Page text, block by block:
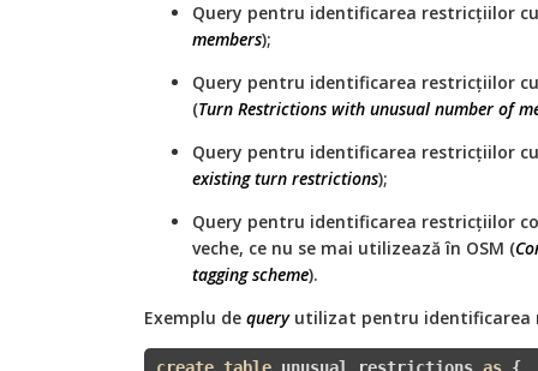
Query pentru identificarea restricțiilor
members);
Query pentru identificarea restricțiilor
(Turn Restrictions with unusual number of
Query pentru identificarea restricțiilor
existing turn restrictions);
Query pentru identificarea restricțiilor
veche, ce nu se mai utilizează în OSM (
tagging scheme).
Exemplu de queryutilizat pentru identificarea